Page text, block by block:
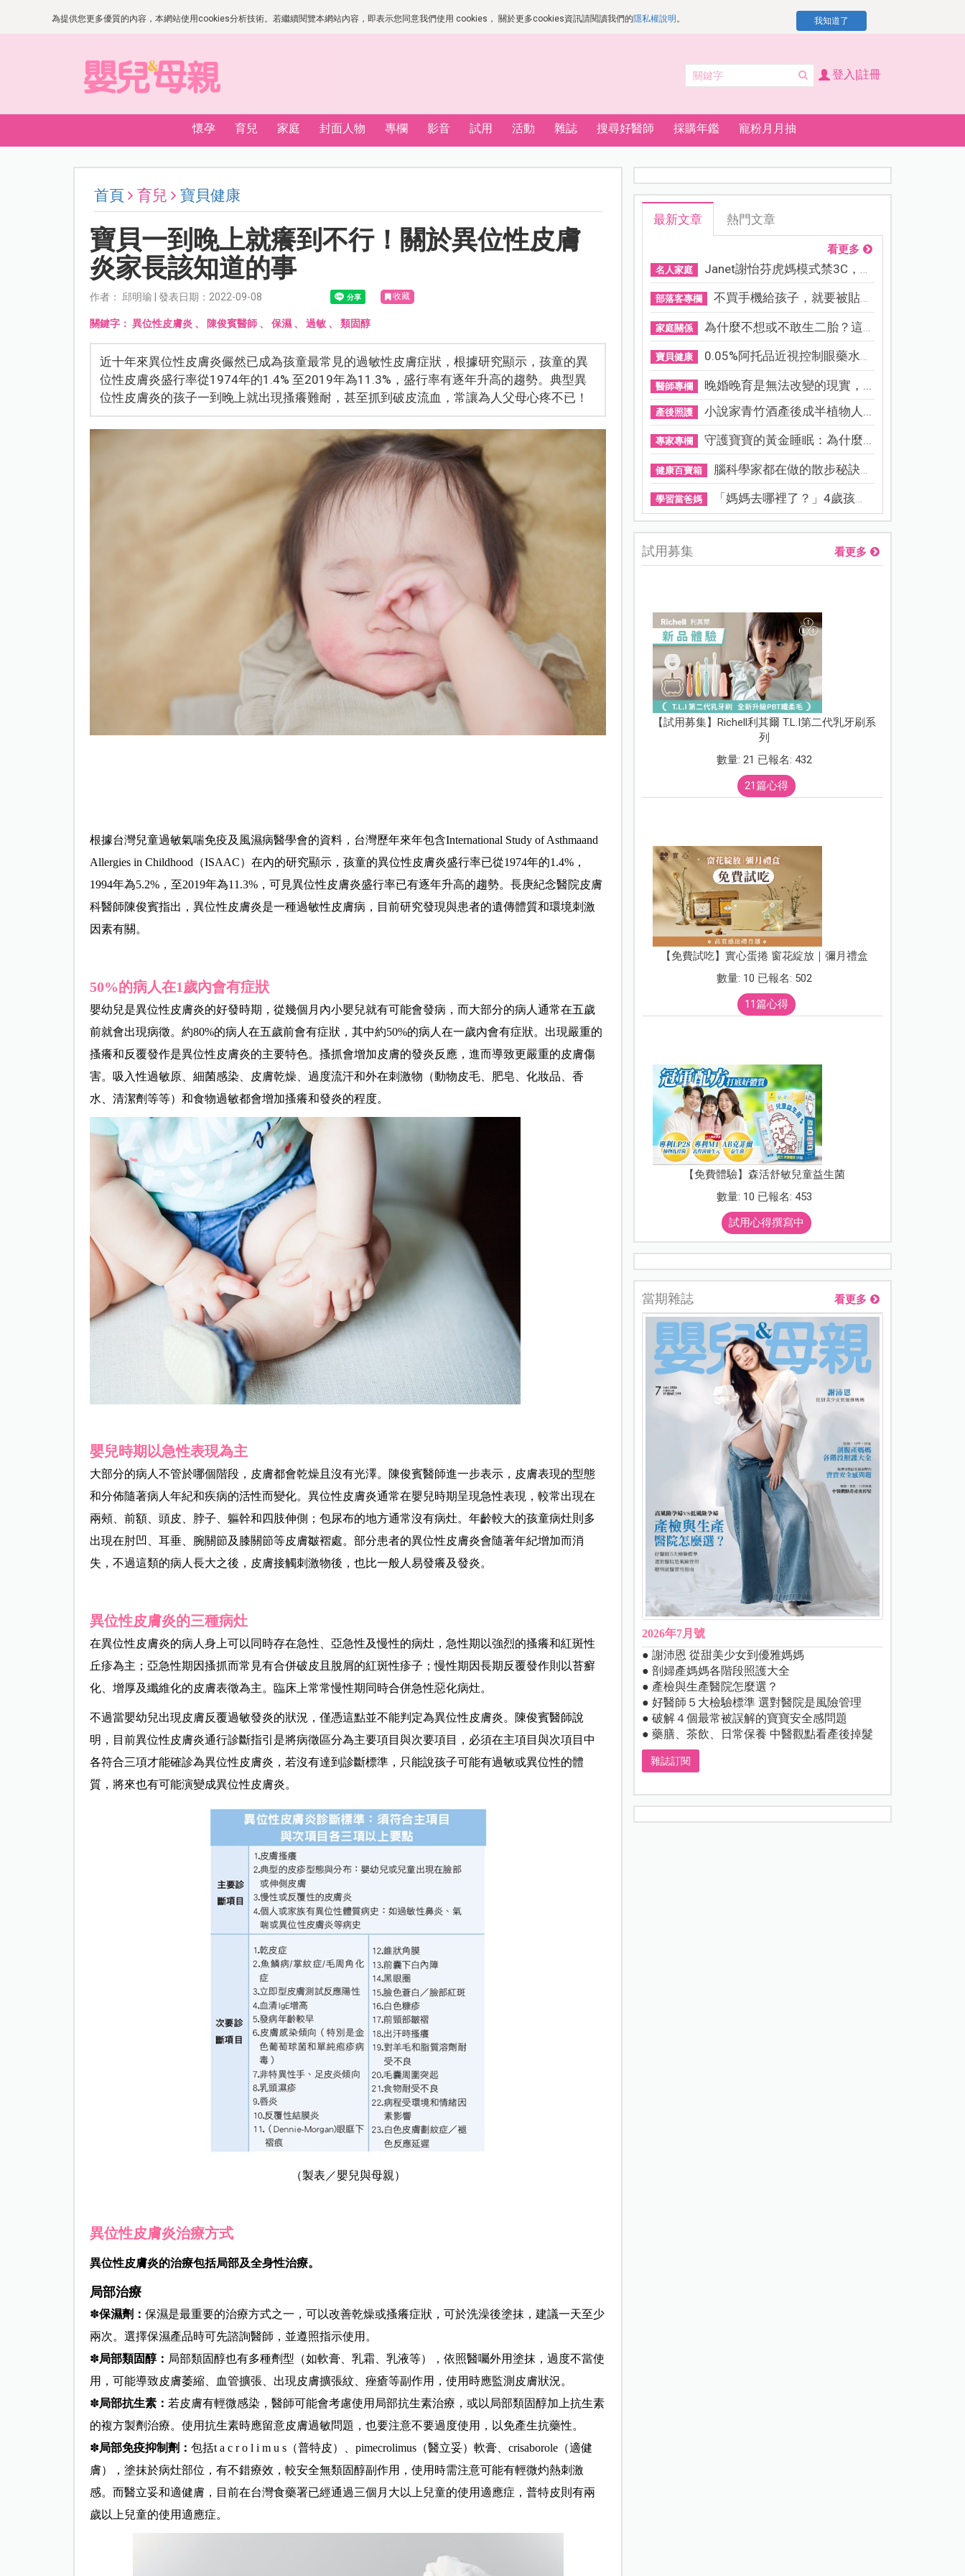
為提供您更多優質的內容，本網站使用cookies分析技術。若繼續閱覽本網站內容，即表示您同意我們使用 cookies， 關於更多cookies資訊請閱讀我們的隱私權說明 。 我知道了
登入|註冊
懷孕 育兒 家庭 封面人物 專欄 影音 試用 活動 雜誌 搜尋好醫師 採購年鑑 寵粉月月抽
首頁 育兒 寶貝健康
寶貝一到晚上就癢到不行！關於異位性皮膚
炎家長該知道的事
作者： 邱明瑜 | 發表日期：2022-09-08 收藏
關鍵字： 異位性皮膚炎 、 陳俊賓醫師、 保濕、 過敏、 類固醇
近十年來異位性皮膚炎儼然已成為孩童最常見的過敏性皮膚症狀，根據研究顯示，孩童的異
位性皮膚炎盛行率從1974年的1.4% 至2019年為11.3%，盛行率有逐年升高的趨勢。典型異
位性皮膚炎的孩子一到晚上就出現搔癢難耐，甚至抓到破皮流血，常讓為人父母心疼不已！
根據台灣兒童過敏氣喘免疫及風濕病醫學會的資料，台灣歷年來年包含International Study of Asthmaand
Allergies in Childhood（ISAAC）在內的研究顯示，孩童的異位性皮膚炎盛行率已從1974年的1.4%，
1994年為5.2%，至2019年為11.3%，可見異位性皮膚炎盛行率已有逐年升高的趨勢。長庚紀念醫院皮膚
科醫師陳俊賓指出，異位性皮膚炎是一種過敏性皮膚病，目前研究發現與患者的遺傳體質和環境刺激
因素有關。
50%的病人在1歲內會有症狀
嬰幼兒是異位性皮膚炎的好發時期，從幾個月內小嬰兒就有可能會發病，而大部分的病人通常在五歲
前就會出現病徵。約80%的病人在五歲前會有症狀，其中約50%的病人在一歲內會有症狀。出現嚴重的
搔癢和反覆發作是異位性皮膚炎的主要特色。搔抓會增加皮膚的發炎反應，進而導致更嚴重的皮膚傷
害。吸入性過敏原、細菌感染、皮膚乾燥、過度流汗和外在刺激物（動物皮毛、肥皂、化妝品、香
水、清潔劑等等）和食物過敏都會增加搔癢和發炎的程度。
嬰兒時期以急性表現為主
大部分的病人不管於哪個階段，皮膚都會乾燥且沒有光澤。陳俊賓醫師進一步表示，皮膚表現的型態
和分佈隨著病人年紀和疾病的活性而變化。異位性皮膚炎通常在嬰兒時期呈現急性表現，較常出現在
兩頰、前額、頭皮、脖子、軀幹和四肢伸側；包尿布的地方通常沒有病灶。年齡較大的孩童病灶則多
出現在肘凹、耳垂、腕關節及膝關節等皮膚皺褶處。部分患者的異位性皮膚炎會隨著年紀增加而消
失，不過這類的病人長大之後，皮膚接觸刺激物後，也比一般人易發癢及發炎。
異位性皮膚炎的三種病灶
在異位性皮膚炎的病人身上可以同時存在急性、亞急性及慢性的病灶，急性期以強烈的搔癢和紅斑性
丘疹為主；亞急性期因搔抓而常見有合併破皮且脫屑的紅斑性疹子；慢性期因長期反覆發作則以苔癬
化、增厚及纖維化的皮膚表徵為主。臨床上常常慢性期同時合併急性惡化病灶。
不過當嬰幼兒出現皮膚反覆過敏發炎的狀況，僅憑這點並不能判定為異位性皮膚炎。陳俊賓醫師說
明，目前異位性皮膚炎通行診斷指引是將病徵區分為主要項目與次要項目，必須在主項目與次項目中
各符合三項才能確診為異位性皮膚炎，若沒有達到診斷標準，只能說孩子可能有過敏或異位性的體
質，將來也有可能演變成異位性皮膚炎。
（製表／嬰兒與母親）
異位性皮膚炎治療方式
異位性皮膚炎的治療包括局部及全身性治療。
局部治療
✽保濕劑： 保濕是最重要的治療方式之一，可以改善乾燥或搔癢症狀，可於洗澡後塗抹，建議一天至少
兩次。選擇保濕產品時可先諮詢醫師，並遵照指示使用。
✽局部類固醇： 局部類固醇也有多種劑型（如軟膏、乳霜、乳液等），依照醫囑外用塗抹，過度不當使
用，可能導致皮膚萎縮、血管擴張、出現皮膚擴張紋、痤瘡等副作用，使用時應監測皮膚狀況。
✽局部抗生素： 若皮膚有輕微感染，醫師可能會考慮使用局部抗生素治療，或以局部類固醇加上抗生素
的複方製劑治療。使用抗生素時應留意皮膚過敏問題，也要注意不要過度使用，以免產生抗藥性。
✽局部免疫抑制劑： 包括t a c r o l i m u s（普特皮）、pimecrolimus（醫立妥）軟膏、crisaborole（適健
膚），塗抹於病灶部位，有不錯療效，較安全無類固醇副作用，使用時需注意可能有輕微灼熱刺激
感。而醫立妥和適健膚，目前在台灣食藥署已經通過三個月大以上兒童的使用適應症，普特皮則有兩
歲以上兒童的使用適應症。
最新文章 熱門文章
看更多
名人家庭 Janet謝怡芬虎媽模式禁3C，看...
部落客專欄 不買手機給孩子，就要被貼「...
家庭關係 為什麼不想或不敢生二胎？這8...
寶貝健康 0.05%阿托品近視控制眼藥水納...
醫師專欄 晚婚晚育是無法改變的現實，...
產後照護 小說家青竹酒產後成半植物人...
專家專欄 守護寶寶的黃金睡眠：為什麼...
健康百寶箱 腦科學家都在做的散步秘訣！...
學習當爸媽 「媽媽去哪裡了？」4歲孩子還...
試用募集 看更多
【試用募集】Richell利其爾 T.L.I第二代乳牙刷系
列
數量: 21 已報名: 432
21篇心得
【免費試吃】實心蛋捲 窗花綻放｜彌月禮盒
數量: 10 已報名: 502
11篇心得
【免費體驗】森活舒敏兒童益生菌
數量: 10 已報名: 453
試用心得撰寫中
當期雜誌 看更多
2026年7月號
● 謝沛恩 從甜美少女到優雅媽媽
● 剖婦產媽媽各階段照護大全
● 產檢與生產醫院怎麼選？
● 好醫師５大檢驗標準 選對醫院是風險管理
● 破解４個最常被誤解的寶寶安全感問題
● 藥膳、茶飲、日常保養 中醫觀點看產後掉髮
雜誌訂閱